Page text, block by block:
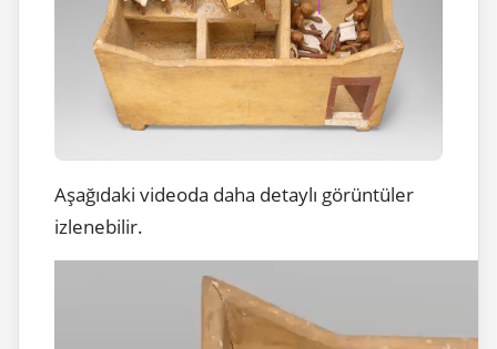
Aşağıdaki videoda daha detaylı görüntüler
izlenebilir.